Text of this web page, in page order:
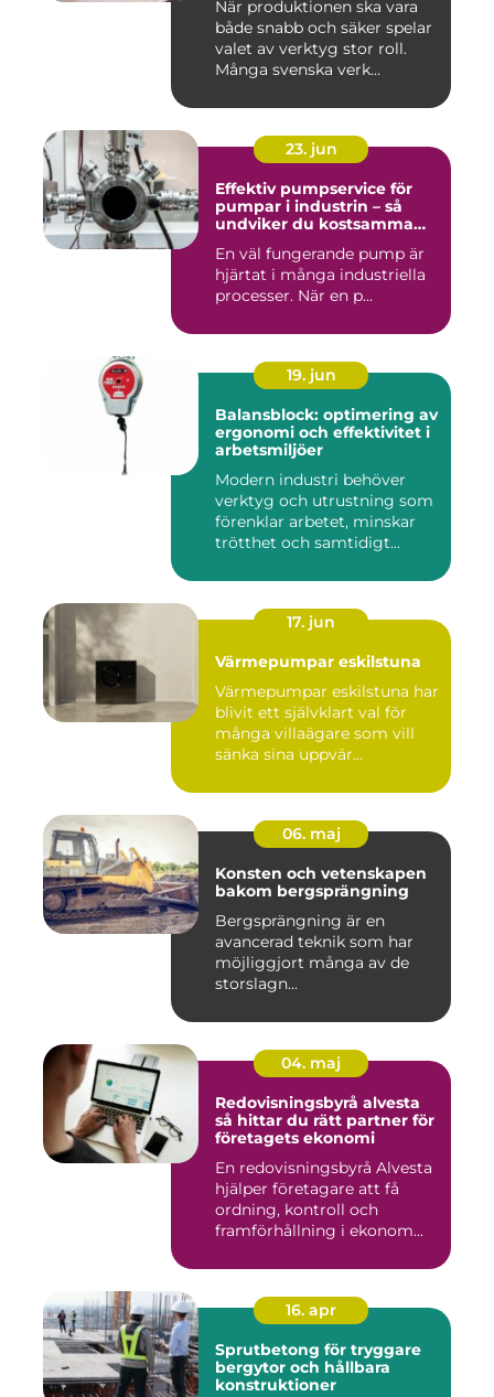
När produktionen ska vara
både snabb och säker spelar
valet av verktyg stor roll.
Många svenska verk...
23. jun
Effektiv pumpservice för
pumpar i industrin – så
undviker du kostsamma
En väl fungerande pump är
hjärtat i många industriella
processer. När en p...
19. jun
Balansblock: optimering av
ergonomi och effektivitet i
arbetsmiljöer
Modern industri behöver
verktyg och utrustning som
förenklar arbetet, minskar
trötthet och samtidigt...
17. jun
Värmepumpar eskilstuna
Värmepumpar eskilstuna har
blivit ett självklart val för
många villaägare som vill
sänka sina uppvär...
06. maj
Konsten och vetenskapen
bakom bergsprängning
Bergsprängning är en
avancerad teknik som har
möjliggjort många av de
storslagn...
04. maj
Redovisningsbyrå alvesta
så hittar du rätt partner för
företagets ekonomi
En redovisningsbyrå Alvesta
hjälper företagare att få
ordning, kontroll och
framförhållning i ekonom...
16. apr
Sprutbetong för tryggare
bergytor och hållbara
konstruktioner